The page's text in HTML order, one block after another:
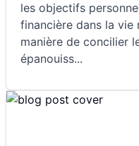
les objectifs
financière dans la vie
manière de concilier
épanouiss...